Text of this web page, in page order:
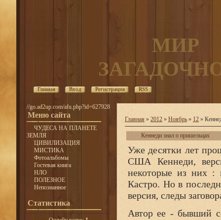
МИР
Главная Вход Регистрация RSS
//go.ad2up.com/afu.php?id=627928
Меню сайта
ЧУДЕСА НА ПЛАНЕТЕ
ЗЕМЛЯ
ЦИВИЛИЗАЦИЯ
МИСТИКА
Фотоальбомы
Гостевая книга
НЛО
ПОЛЕЗНОЕ
Непознанное
Статистика
Главная » 2012 » Ноябрь » 12 »
Кеннеди знал о пришельцах
Уже десятки лет
США Кеннеди,
некоторые из них :
Кастро. Но в
версия, следы
Автор ее - бывший